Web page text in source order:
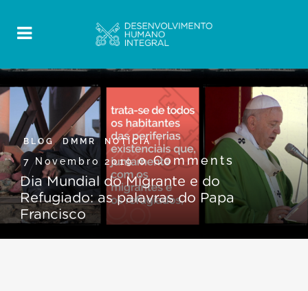
BLOG ,DMMR NOTÍCIA
7 Novembro 20190 Comments
Dia Mundial do Migrante e do
Refugiado: as palavras do Papa
Francisco